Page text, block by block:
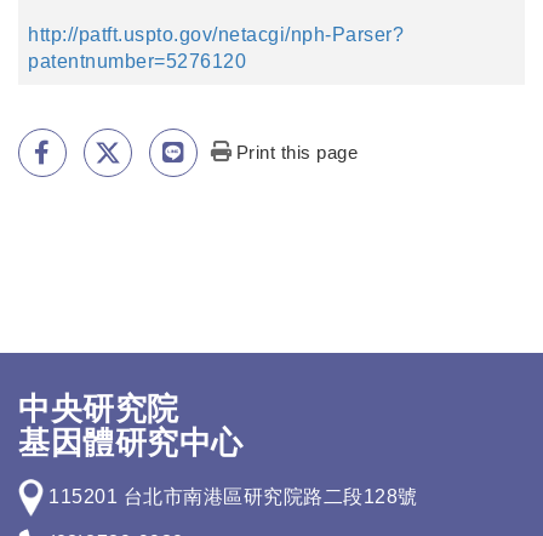
http://patft.uspto.gov/netacgi/nph-Parser?
patentnumber=5276120
Print this page
中央研究院
基因體研究中心
115201 台北市南港區研究院路二段128號